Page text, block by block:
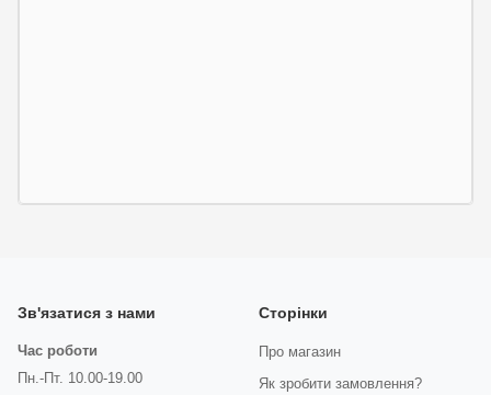
Зв'язатися з нами
Час роботи
Пн.-Пт. 10.00-19.00
Сторінки
Про магазин
Як зробити замовлення?